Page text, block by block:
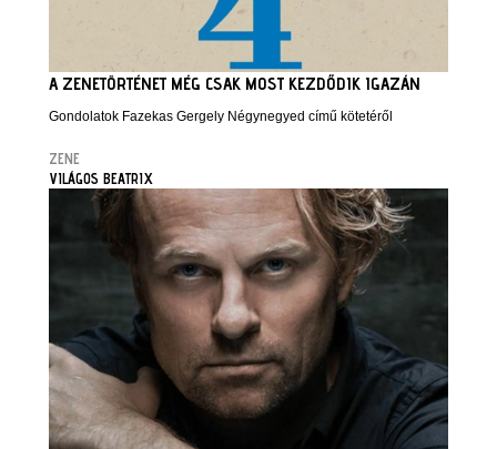
A ZENETÖRTÉNET MÉG CSAK MOST KEZDŐDIK IGAZÁN
Gondolatok Fazekas Gergely Négynegyed című kötetéről
ZENE
VILÁGOS BEATRIX